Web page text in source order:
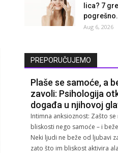
lica? 7
Aug 6, 2026
PREPORUČUJEMO
Plaše se samoće, a
zavoli: Psihologija
događa u njihovoj
Intimna anksioznost: Zašto
bliskosti nego samoće – i
Neki ljudi ne beže od ljubavi
zato što im bliskost aktivira